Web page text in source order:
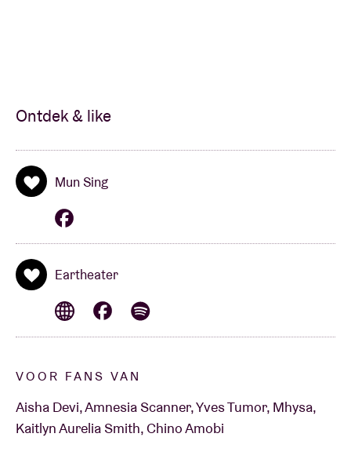
Ontdek & like
Mun Sing
Eartheater
VOOR FANS VAN
Aisha Devi, Amnesia Scanner, Yves Tumor, Mhysa,
Kaitlyn Aurelia Smith, Chino Amobi